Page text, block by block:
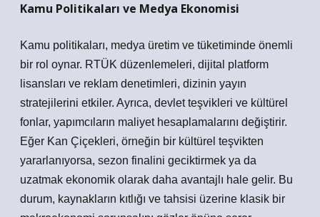
Kamu Politikaları ve Medya Ekonomisi
Kamu politikaları, medya üretim ve tüketiminde önemli
bir rol oynar. RTÜK düzenlemeleri, dijital platform
lisansları ve reklam denetimleri, dizinin yayın
stratejilerini etkiler. Ayrıca, devlet teşvikleri ve kültürel
fonlar, yapımcıların maliyet hesaplamalarını değiştirir.
Eğer Kan Çiçekleri, örneğin bir kültürel teşvikten
yararlanıyorsa, sezon finalini geciktirmek ya da
uzatmak ekonomik olarak daha avantajlı hale gelir. Bu
durum, kaynakların kıtlığı ve tahsisi üzerine klasik bir